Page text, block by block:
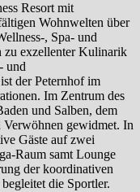
Resort mit
Wohnwelten über
, Spa- und
zu exzellenter Kulinarik
und
der Peternhof im
Im Zentrum des
und Salben, dem
Verwöhnen gewidmet. In
Gäste auf zwei
Raum samt Lounge
der koordinativen
die Sportler.